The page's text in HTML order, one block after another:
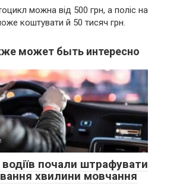
можна від 500 грн, а поліс на
коштувати й 50 тисяч грн.
может быть интересно
водіїв почали штрафувати
хвилини мовчання